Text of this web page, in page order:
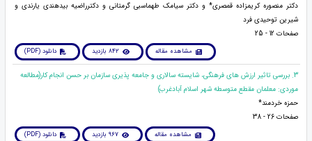
دکتر منصوره کریمزاده قمصری* و دکتر سیامک طهماسبی گرمتانی و دکترراضیه بیدهندی یارندی و
شیرین توحیدی فرد
صفحات 12 - 25
مشاهده مقاله 842 بازدید دانلود (PDF)
3. بررسی تاثیر ارزش های فرهنگی، شایسته سالاری و جامعه پذیری سازمان بر حسن انجام کار(مطالعه
موردی: معلمان مقطع متوسطه شهر اسلام آبادغرب)
حمزه خردمند*
صفحات 26 - 38
مشاهده مقاله 967 بازدید دانلود (PDF)